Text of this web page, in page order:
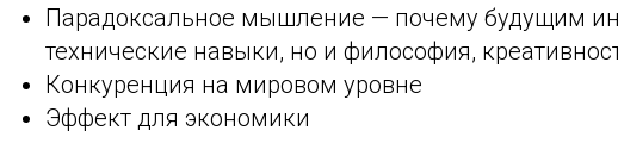
Парадоксальное мышление — почему будущим
технические навыки, но и философия,
Конкуренция на мировом уровне
Эффект для экономики